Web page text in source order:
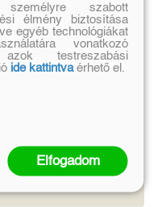
személyre szabott
élmény biztosítása
egyéb technológiákat
vonatkozó
testreszabási
ide kattintvaérhető el.
Elfogadom